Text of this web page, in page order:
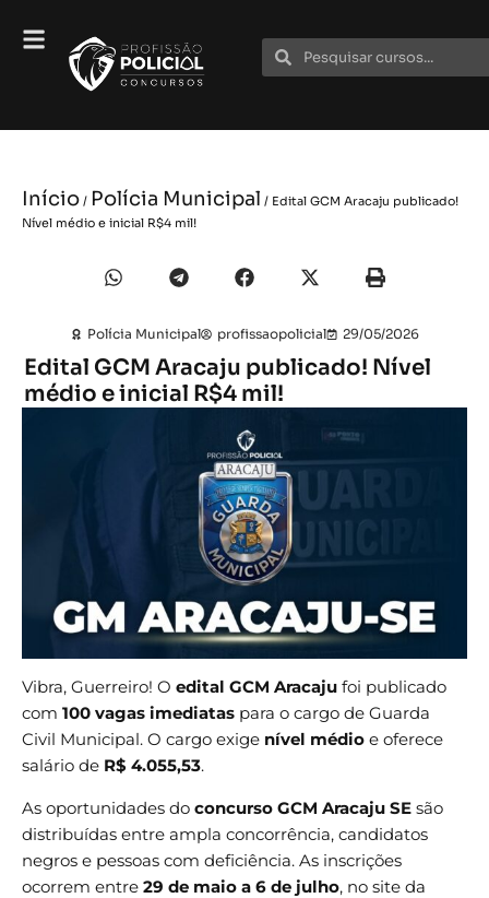
Início / Polícia Municipal / Edital GCM Aracaju publicado!
Nível médio e inicial R$4 mil!
Polícia Municipal profissaopolicial 29/05/2026
Edital GCM Aracaju publicado! Nível
médio e inicial R$4 mil!
Vibra, Guerreiro! O edital GCM Aracaju foi publicado
com 100 vagas imediatas para o cargo de Guarda
Civil Municipal. O cargo exige nível médio e oferece
salário de R$ 4.055,53.
As oportunidades do concurso GCM Aracaju SE são
distribuídas entre ampla concorrência, candidatos
negros e pessoas com deficiência. As inscrições
ocorrem entre 29 de maio a 6 de julho, no site da